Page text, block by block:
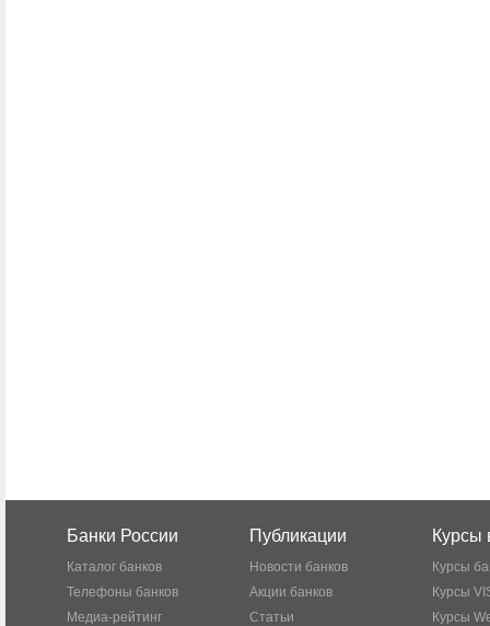
Банки России
Каталог банков
Телефоны банков
Медиа-рейтинг
Публикации
Новости банков
Акции банков
Статьи
Курсы
Курсы
Курсы
Курсы